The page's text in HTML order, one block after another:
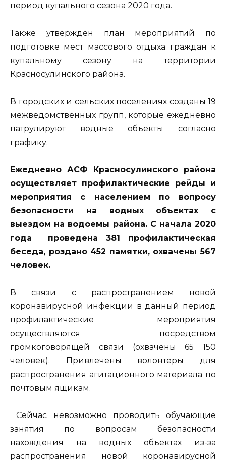
период купального сезона 2020 года.
Также утвержден план мероприятий по
подготовке мест массового отдыха граждан к
купальному сезону на территории
Красносулинского района.
В городских и сельских поселениях созданы 19
межведомственных групп, которые ежедневно
патрулируют водные объекты согласно
графику.
Ежедневно АСФ Красносулинского района
осуществляет профилактические рейды и
мероприятия с населением по вопросу
безопасности на водных объектах с
выездом на водоемы района. С начала 2020
года проведена 381 профилактическая
беседа, роздано 452 памятки, охвачены 567
человек.
В связи с распространением новой
коронавирусной инфекции в данный период
профилактические мероприятия
осуществляются посредством
громкоговорящей связи (охвачены 65 150
человек). Привлечены волонтеры для
распространения агитационного материала по
почтовым ящикам.
Сейчас невозможно проводить обучающие
занятия по вопросам безопасности
нахождения на водных объектах из-за
распространения новой коронавирусной